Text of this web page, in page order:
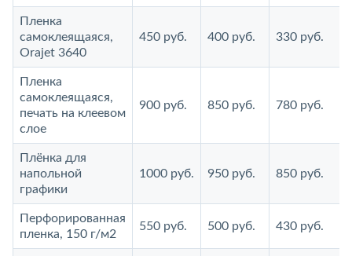
Пленка
самоклеящаяся,
Orajet 3640
450 руб. 400 руб. 330 руб.
Пленка
самоклеящаяся,
печать на клеевом
слое
900 руб. 850 руб. 780 руб.
Плёнка для
напольной
графики
1000 руб. 950 руб. 850 руб.
Перфорированная
пленка, 150 г/м2
550 руб. 500 руб. 430 руб.